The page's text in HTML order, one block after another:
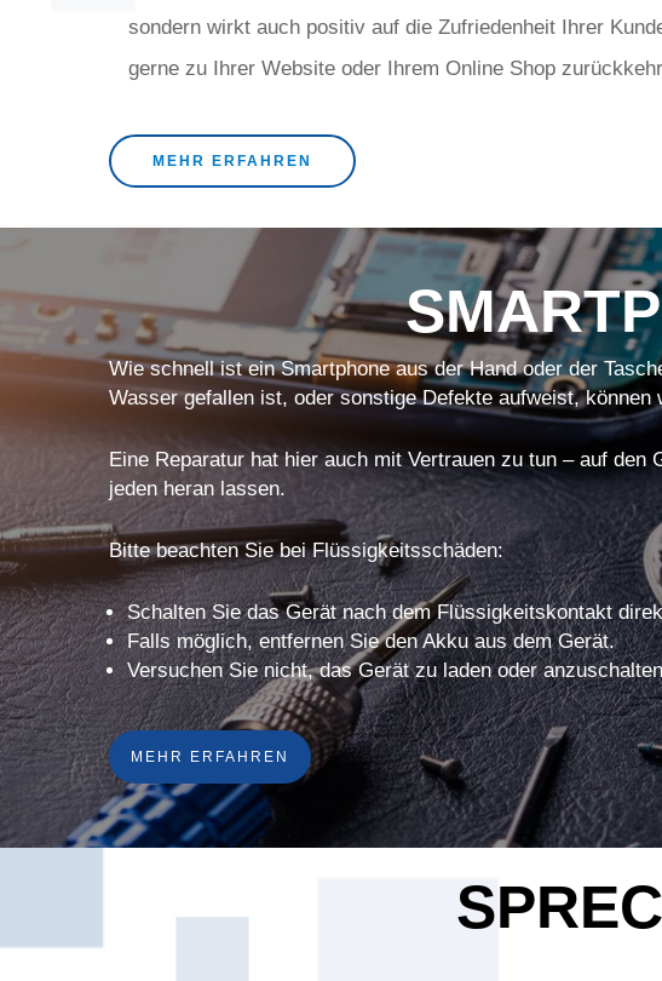
sondern wirkt auch positiv auf die Zufriedenheit Ihrer
gerne zu Ihrer Website oder Ihrem Online Shop
MEHR ERFAHREN
Wie schnell ist ein Smartphone aus der Hand oder der
Wasser gefallen ist, oder sonstige Defekte aufweist,
Eine Reparatur hat hier auch mit Vertrauen zu tun – auf
jeden heran lassen.
Bitte beachten Sie bei Flüssigkeitsschäden:
Schalten Sie das Gerät nach dem Flüssigkeitskontakt
Falls möglich, entfernen Sie den Akku aus dem Gerät.
Versuchen Sie nicht, das Gerät zu laden oder
MEHR ERFAHREN